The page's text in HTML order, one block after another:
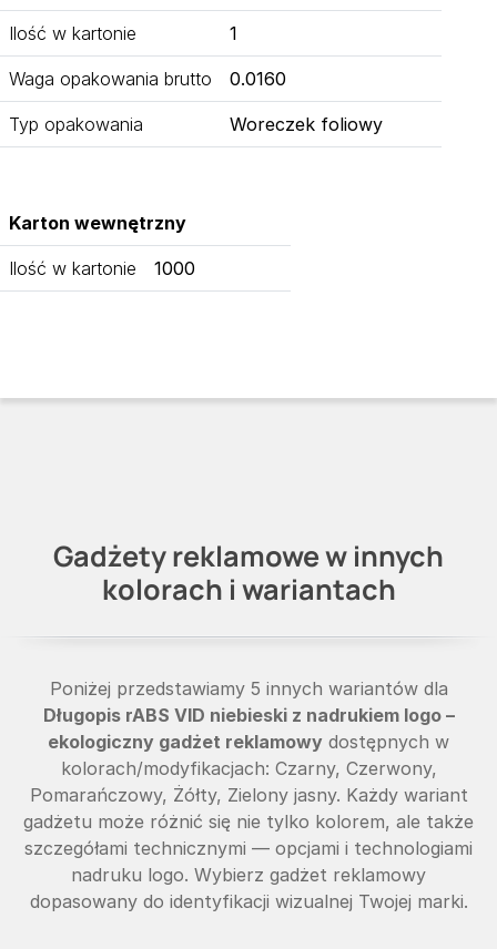
Ilość w kartonie 1
Waga opakowania brutto 0.0160
Typ opakowania Woreczek foliowy
Karton wewnętrzny
Ilość w kartonie 1000
Gadżety reklamowe w innych
kolorach i wariantach
Poniżej przedstawiamy 5 innych wariantów dla
Długopis rABS VID niebieski z nadrukiem logo –
ekologiczny gadżet reklamowy dostępnych w
kolorach/modyfikacjach: Czarny, Czerwony,
Pomarańczowy, Żółty, Zielony jasny. Każdy wariant
gadżetu może różnić się nie tylko kolorem, ale także
szczegółami technicznymi — opcjami i technologiami
nadruku logo. Wybierz gadżet reklamowy
dopasowany do identyfikacji wizualnej Twojej marki.